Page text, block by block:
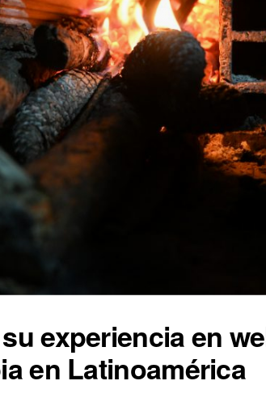
experiencia en
en Latinoamérica